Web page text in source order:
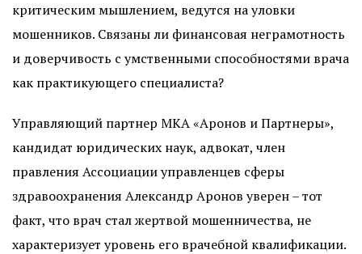
критическим мышлением, ведутся на уловки
мошенников. Связаны ли финансовая неграмотность
и доверчивость с умственными способностями врача
как практикующего специалиста?
Управляющий партнер МКА «Аронов и Партнеры»,
кандидат юридических наук, адвокат, член
правления Ассоциации управленцев сферы
здравоохранения Александр Аронов уверен – тот
факт, что врач стал жертвой мошенничества, не
характеризует уровень его врачебной квалификации.